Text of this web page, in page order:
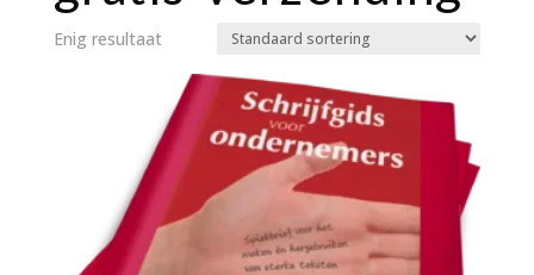
Enig resultaat